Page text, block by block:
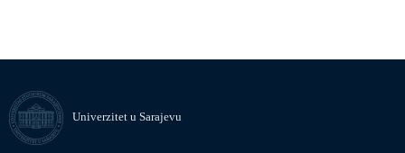
Univerzitet u Sarajevu